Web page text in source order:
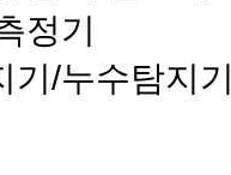
정기
기/누수탐지